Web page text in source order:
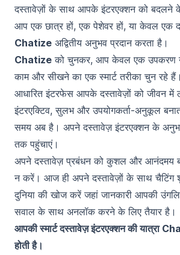
दस्तावेज़ों के साथ आपके इंटरएक्शन को बदलने
आप एक छात्र हों, एक पेशेवर हों, या केवल एक
Chatize अद्वितीय अनुभव प्रदान करता है।
Chatize को चुनकर, आप केवल एक उपकरण
काम और सीखने का एक स्मार्ट तरीका चुन रहे
आधारित इंटरफेस आपके दस्तावेज़ों को जीवन में
इंटरएक्टिव, सुलभ और उपयोगकर्ता-अनुकूल
समय अब है। अपने दस्तावेज़ इंटरएक्शन के
तक पहुंचाएं।
अपने दस्तावेज़ प्रबंधन को कुशल और आनंदमय
न करें। आज ही अपने दस्तावेज़ों के साथ
दुनिया की खोज करें जहां जानकारी आपकी
सवाल के साथ अनलॉक करने के लिए तैयार है।
आपकी स्मार्ट दस्तावेज़ इंटरएक्शन की यात्रा
होती है।